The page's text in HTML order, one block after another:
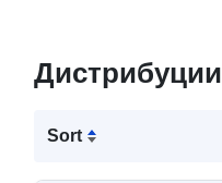
Дистрибуции
Sort